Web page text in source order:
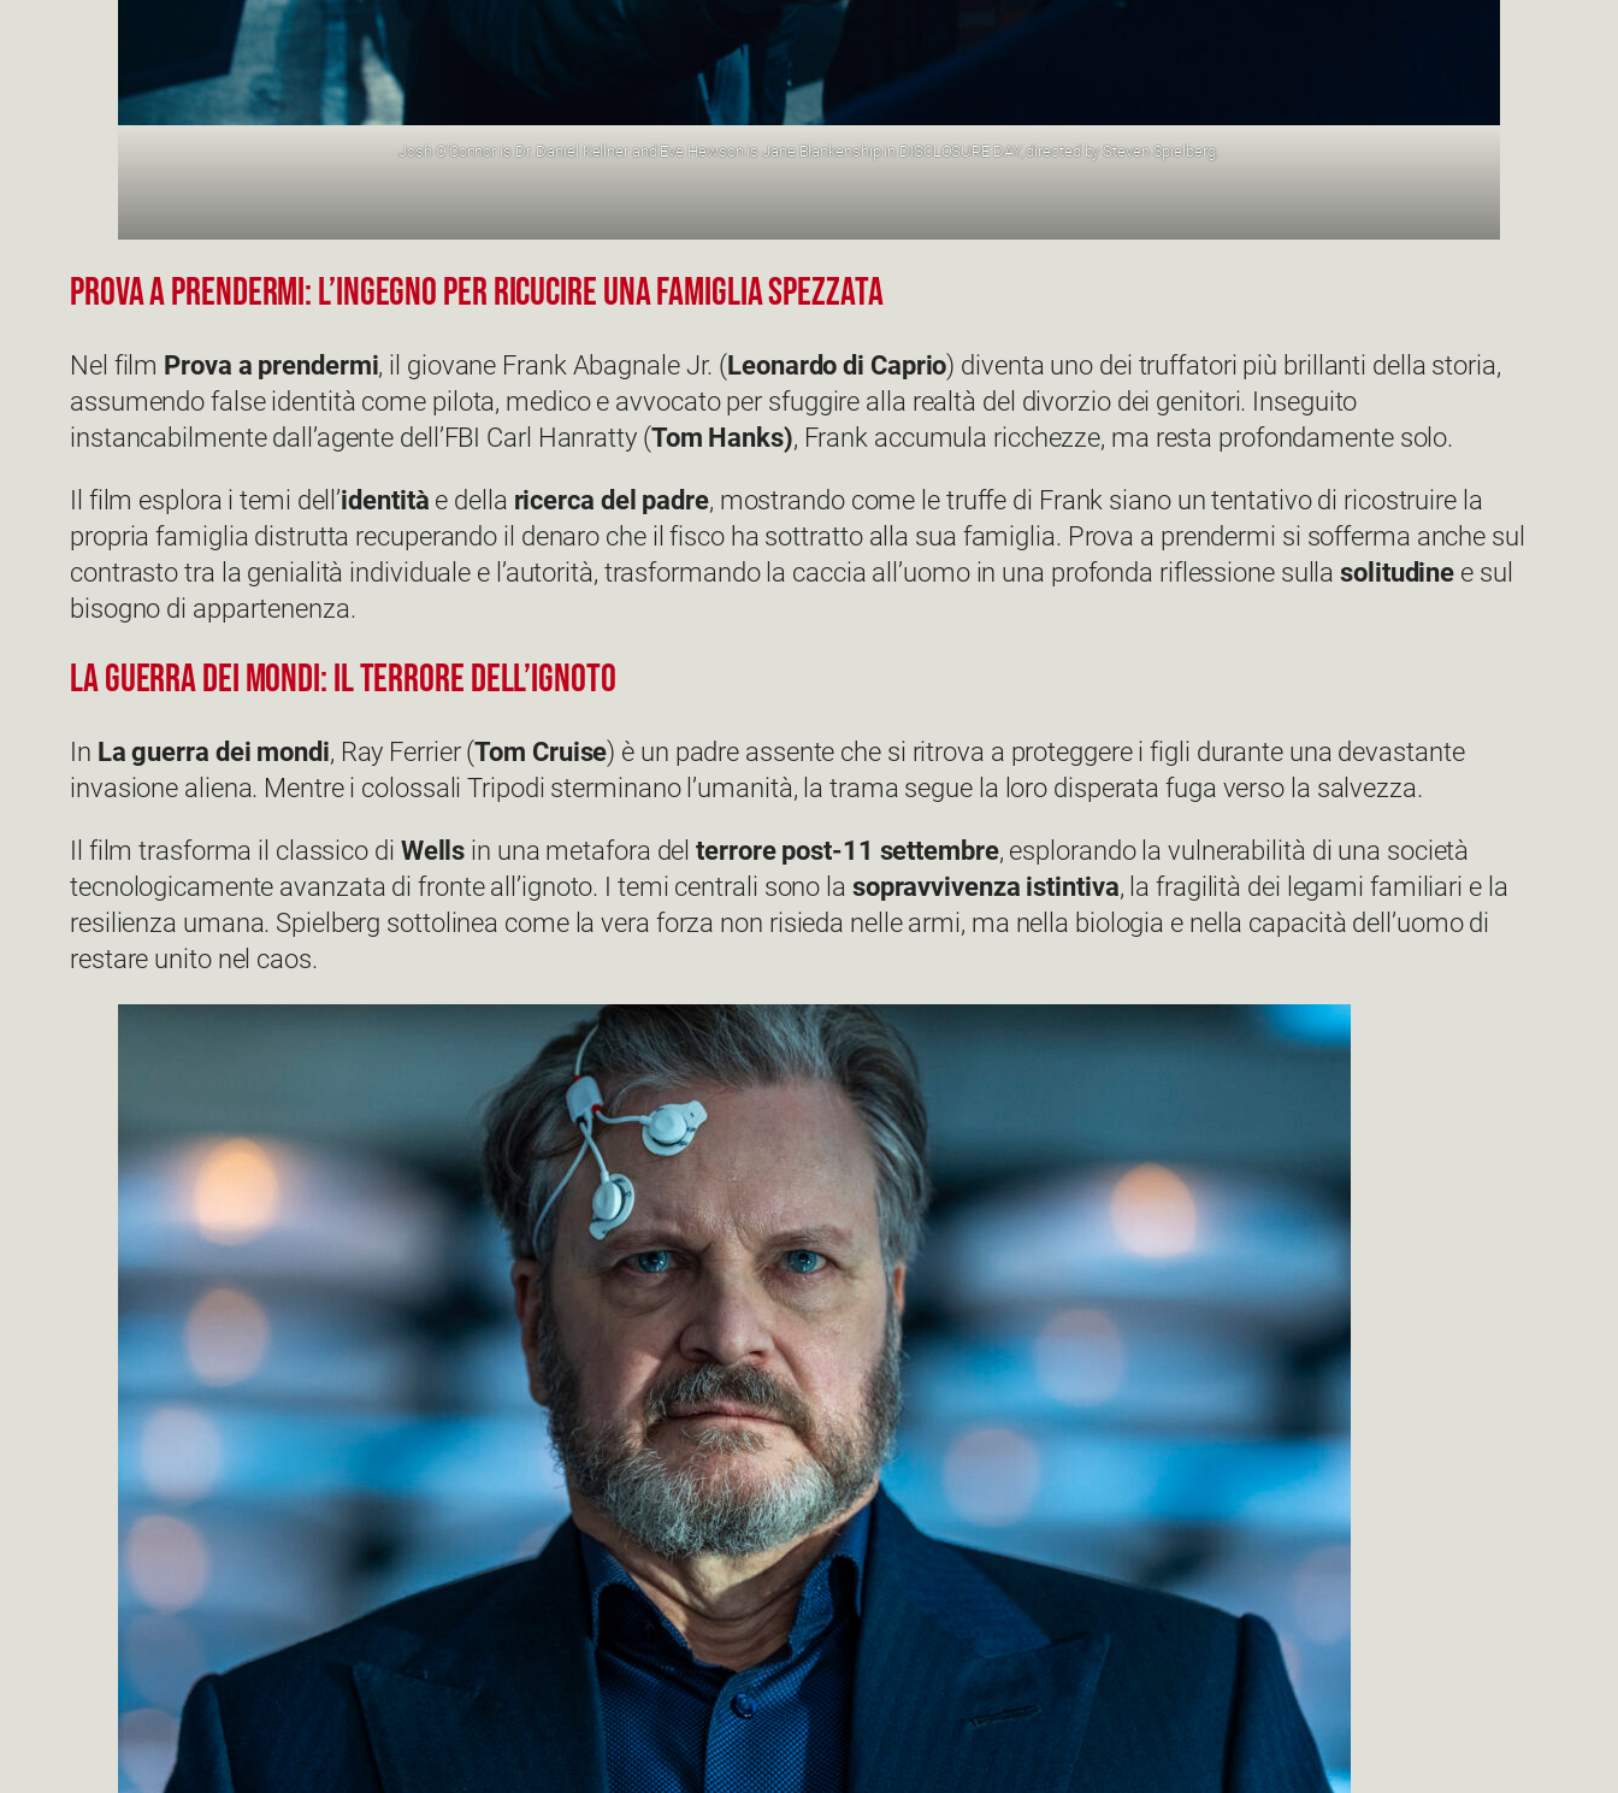
Josh O’Connor is Dr. Daniel Kellner and Eve Hewson is Jane Blankenship in DISCLOSURE DAY, directed by Steven Spielberg.
Prova a prendermi: l’ingegno per ricucire una famiglia spezzata
Nel film Prova a prendermi, il giovane Frank Abagnale Jr. (Leonardo di Caprio) diventa uno dei truffatori più brillanti della storia,
assumendo false identità come pilota, medico e avvocato per sfuggire alla realtà del divorzio dei genitori. Inseguito
instancabilmente dall’agente dell’FBI Carl Hanratty (Tom Hanks), Frank accumula ricchezze, ma resta profondamente solo.
Il film esplora i temi dell’identità e della ricerca del padre, mostrando come le truffe di Frank siano un tentativo di ricostruire la
propria famiglia distrutta recuperando il denaro che il fisco ha sottratto alla sua famiglia. Prova a prendermi si sofferma anche sul
contrasto tra la genialità individuale e l’autorità, trasformando la caccia all’uomo in una profonda riflessione sullasolitudine e sul
bisogno di appartenenza.
La guerra dei Mondi: il terrore dell’ignoto
In La guerra dei mondi, Ray Ferrier (Tom Cruise) è un padre assente che si ritrova a proteggere i figli durante una devastante
invasione aliena. Mentre i colossali Tripodi sterminano l’umanità, la trama segue la loro disperata fuga verso la salvezza.
Il film trasforma il classico di Wells in una metafora delterrore post-11 settembre, esplorando la vulnerabilità di una società
tecnologicamente avanzata di fronte all’ignoto. I temi centrali sono la sopravvivenza istintiva, la fragilità dei legami familiari e la
resilienza umana. Spielberg sottolinea come la vera forza non risieda nelle armi, ma nella biologia e nella capacità dell’uomo di
restare unito nel caos.